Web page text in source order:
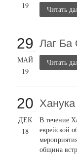
19
Читать
29
МАЙ
19
Лаг Ба
Читать
20
ДЕК
18
В течение
еврейской
община